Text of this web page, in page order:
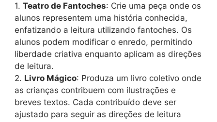
1. Teatro de Fantoches: Crie uma peça onde os
alunos representem uma história conhecida,
enfatizando a leitura utilizando fantoches. Os
alunos podem modificar o enredo, permitindo
liberdade criativa enquanto aplicam as direções
de leitura.
2. Livro Mágico: Produza um livro coletivo onde
as crianças contribuem com ilustrações e
breves textos. Cada contribuído deve ser
ajustado para seguir as direções de leitura